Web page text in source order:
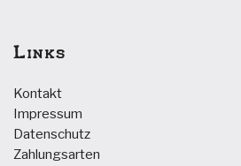
Links
Kontakt
Impressum
Datenschutz
Zahlungsarten